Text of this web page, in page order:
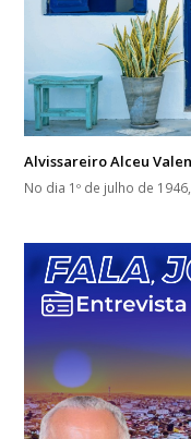
Alvissareiro Alceu
No dia 1º de julho de